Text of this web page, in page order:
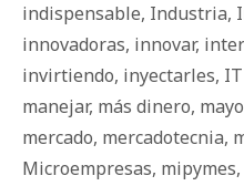
indispensable, Industria,
innovadoras, innovar,
invirtiendo, inyectarles,
manejar, más dinero,
mercado, mercadotecnia,
Microempresas, mipymes,